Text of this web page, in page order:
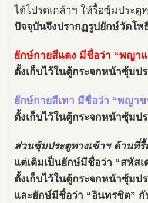
ได้โปรดเกล้าฯ ให้รื้อซุ้มประ
ปัจจุบันจึงปรากฏรูปยักษ์วัดโ
ยักษ์กายสีแดง มีชื่อว่า “พญา
ตั้งเก็บไว้ในตู้กระจกหน้าซุ้มป
ยักษ์กายสีเทา มีชื่อว่า “พญาข
ตั้งเก็บไว้ในตู้กระจกหน้าซุ้มป
ส่วนซุ้มประตูทางเข้าฯ ด้านที่
แต่เดิมเป็นยักษ์มีชื่อว่า “สหัส
ตั้งเก็บไว้ในตู้กระจกหน้าซุ้มป
และยักษ์มีชื่อว่า “อินทรชิต” กั